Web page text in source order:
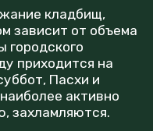
кладбищ,
зависит от объема
городского
приходится на
Пасхи и
активно
захламляются.